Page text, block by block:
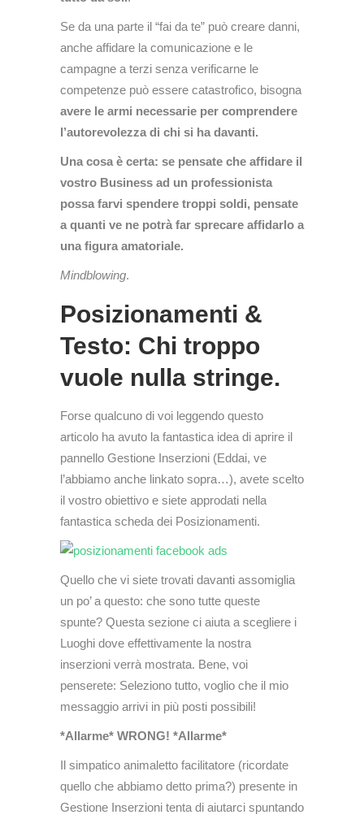
Se da una parte il “fai da te” può creare danni,
anche affidare la comunicazione e le
campagne a terzi senza verificarne le
competenze può essere catastrofico, bisogna
avere le armi necessarie per comprendere
l’autorevolezza di chi si ha davanti.
Una cosa è certa: se pensate che affidare il
vostro Business ad un professionista
possa farvi spendere troppi soldi, pensate
a quanti ve ne potrà far sprecare affidarlo a
una figura amatoriale.
Mindblowing.
Posizionamenti &
Testo: Chi troppo
vuole nulla stringe.
Forse qualcuno di voi leggendo questo
articolo ha avuto la fantastica idea di aprire il
pannello Gestione Inserzioni (Eddai, ve
l’abbiamo anche linkato sopra…), avete scelto
il vostro obiettivo e siete approdati nella
fantastica scheda dei Posizionamenti.
Quello che vi siete trovati davanti assomiglia
un po’ a questo: che sono tutte queste
spunte? Questa sezione ci aiuta a scegliere i
Luoghi dove effettivamente la nostra
inserzioni verrà mostrata. Bene, voi
penserete: Seleziono tutto, voglio che il mio
messaggio arrivi in più posti possibili!
*Allarme* WRONG! *Allarme*
Il simpatico animaletto facilitatore (ricordate
quello che abbiamo detto prima?) presente in
Gestione Inserzioni tenta di aiutarci spuntando